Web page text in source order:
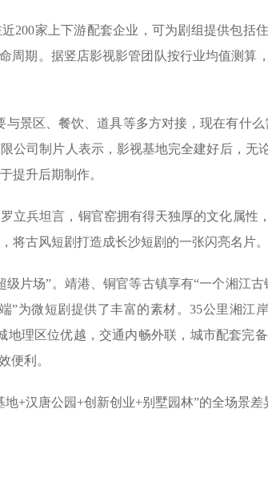
200家上下游配套企业，可为剧组提供包括
周期。据竖店影视影管团队按行业均值测
与景区、餐饮、道具等多方对接，现在有什
公司制片人表示，影视基地完全建好后，
提升后期制作。
立兵坦言，铜官窑拥有得天独厚的文化属
将古风短剧打造成长沙短剧的一张闪亮名片。
级片场”。靖港、铜官等古镇享有“一个湘江
”为微短剧提供了丰富的素材。35公里湘
地理区位优越，交通内畅外联，城市配套完
便利。
+汉唐公园+创新创业+别墅园林”的全场景差